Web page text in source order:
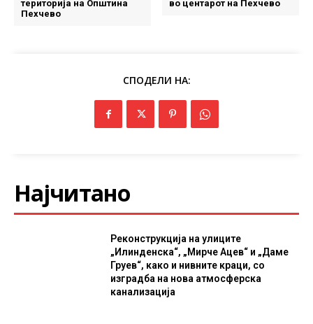
територија на Општина
Пехчево
во центарот на Пехчево
СПОДЕЛИ НА:
Најчитано
Реконструкција на улиците
„Илинденска“, „Мирче Ацев“ и „Даме
Груев“, како и нивните краци, со
изградба на нова атмосферска
канализација